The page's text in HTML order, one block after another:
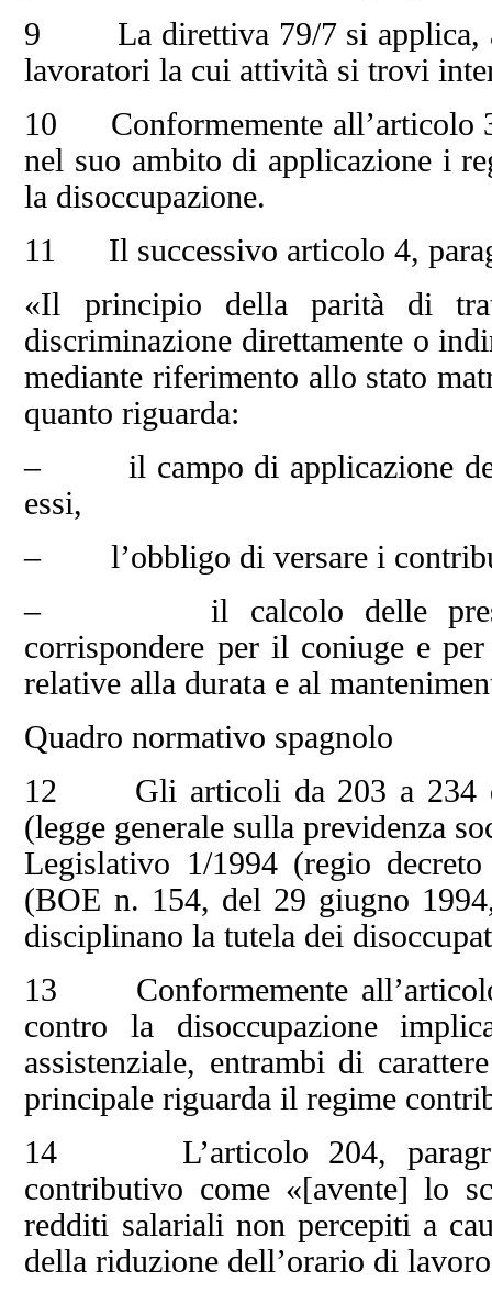
9 La direttiva 79/7 si applica, ai
lavoratori la cui attività si trovi
10 Conformemente all’articolo
nel suo ambito di applicazione i
la disoccupazione.
11 Il successivo articolo 4,
«Il principio della parità di
discriminazione direttamente o
mediante riferimento allo stato
quanto riguarda:
– il campo di applicazione dei
essi,
– l’obbligo di versare i
– il calcolo delle
corrispondere per il coniuge e
relative alla durata e al
Quadro normativo spagnolo
12 Gli articoli da 203 a 234
(legge generale sulla previdenza
Legislativo 1/1994 (regio
(BOE n. 154, del 29 giugno
disciplinano la tutela dei
13 Conformemente
contro la disoccupazione
assistenziale, entrambi di
principale riguarda il regime
14 L’articolo 204,
contributivo come «[avente] lo
redditi salariali non percepiti a
della riduzione dell’orario di